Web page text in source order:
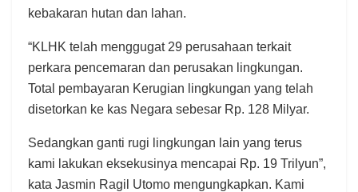
kebakaran hutan dan lahan.
“KLHK telah menggugat 29 perusahaan terkait
perkara pencemaran dan perusakan lingkungan.
Total pembayaran Kerugian lingkungan yang telah
disetorkan ke kas Negara sebesar Rp. 128 Milyar.
Sedangkan ganti rugi lingkungan lain yang terus
kami lakukan eksekusinya mencapai Rp. 19 Trilyun”,
kata Jasmin Ragil Utomo mengungkapkan. Kami